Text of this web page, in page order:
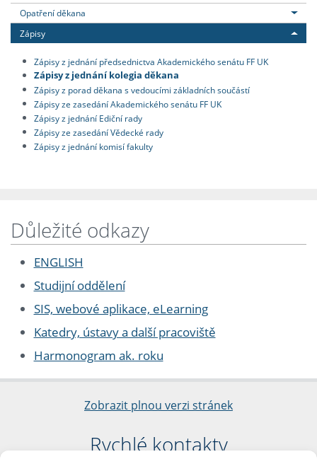
Opatření děkana
Zápisy
Zápisy z jednání předsednictva Akademického senátu FF UK
Zápisy z jednání kolegia děkana
Zápisy z porad děkana s vedoucími základních součástí
Zápisy ze zasedání Akademického senátu FF UK
Zápisy z jednání Ediční rady
Zápisy ze zasedání Vědecké rady
Zápisy z jednání komisí fakulty
Důležité odkazy
ENGLISH
Studijní oddělení
SIS, webové aplikace, eLearning
Katedry, ústavy a další pracoviště
Harmonogram ak. roku
Zobrazit plnou verzi stránek
Rychlé kontakty